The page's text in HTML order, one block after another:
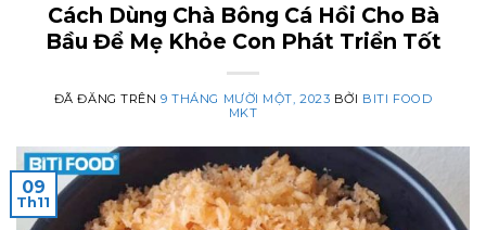
Cách Dùng Chà Bông Cá Hồi Cho Bà
Bầu Để Mẹ Khỏe Con Phát Triển Tốt
ĐÃ ĐĂNG TRÊN9 THÁNG MƯỜI MỘT, 2023 BỞI BITI FOOD
MKT
09
Th11